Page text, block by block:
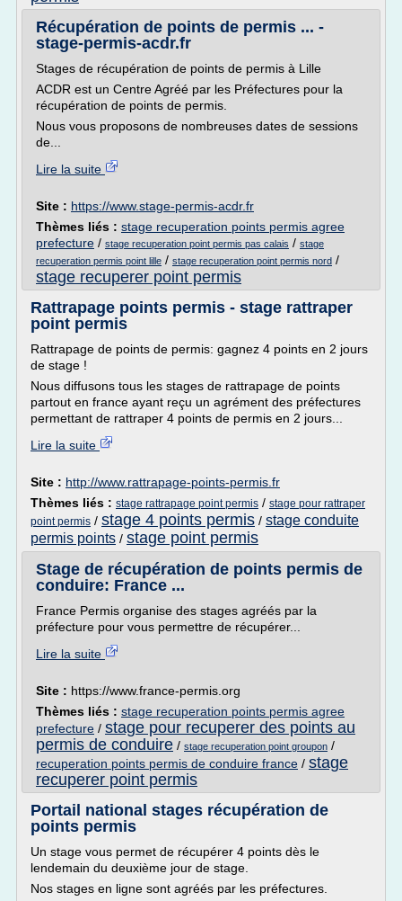
Récupération de points de permis ... -
stage-permis-acdr.fr
Stages de récupération de points de permis à Lille
ACDR est un Centre Agréé par les Préfectures pour la
récupération de points de permis.
Nous vous proposons de nombreuses dates de sessions
de...
Lire la suite
Site : https://www.stage-permis-acdr.fr
Thèmes liés : stage recuperation points permis agree
prefecture / stage recuperation point permis pas calais / stage
recuperation permis point lille / stage recuperation point permis nord /
stage recuperer point permis
Rattrapage points permis - stage rattraper
point permis
Rattrapage de points de permis: gagnez 4 points en 2 jours
de stage !
Nous diffusons tous les stages de rattrapage de points
partout en france ayant reçu un agrément des préfectures
permettant de rattraper 4 points de permis en 2 jours...
Lire la suite
Site : http://www.rattrapage-points-permis.fr
Thèmes liés : stage rattrapage point permis / stage pour rattraper
point permis / stage 4 points permis / stage conduite
permis points / stage point permis
Stage de récupération de points permis de
conduire: France ...
France Permis organise des stages agréés par la
préfecture pour vous permettre de récupérer...
Lire la suite
Site : https://www.france-permis.org
Thèmes liés : stage recuperation points permis agree
prefecture / stage pour recuperer des points au
permis de conduire / stage recuperation point groupon /
recuperation points permis de conduire france / stage
recuperer point permis
Portail national stages récupération de
points permis
Un stage vous permet de récupérer 4 points dès le
lendemain du deuxième jour de stage.
Nos stages en ligne sont agréés par les préfectures.